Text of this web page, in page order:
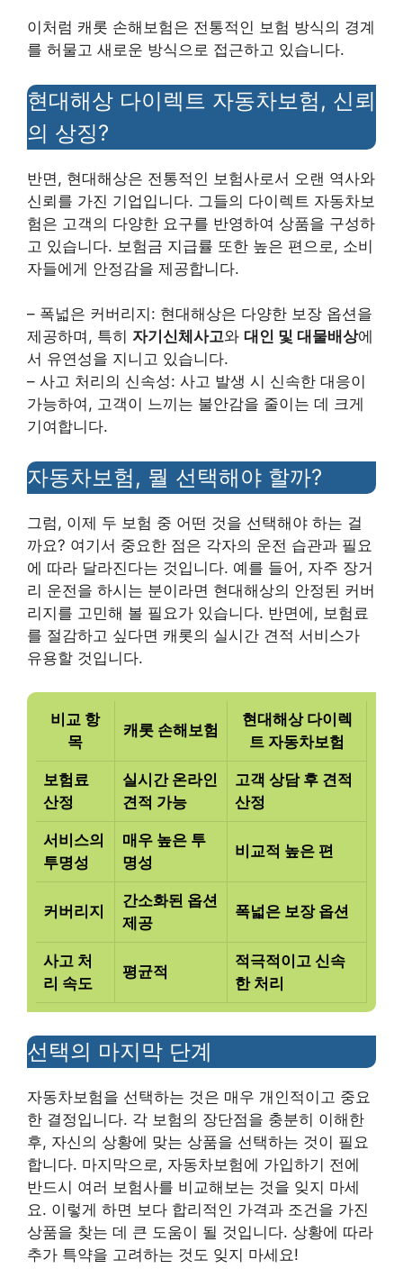
이처럼 캐롯 손해보험은 전통적인 보험 방식의 경계
를 허물고 새로운 방식으로 접근하고 있습니다.
현대해상 다이렉트 자동차보험, 신뢰
의 상징?
반면, 현대해상은 전통적인 보험사로서 오랜 역사와
신뢰를 가진 기업입니다. 그들의 다이렉트 자동차보
험은 고객의 다양한 요구를 반영하여 상품을 구성하
고 있습니다. 보험금 지급률 또한 높은 편으로, 소비
자들에게 안정감을 제공합니다.
– 폭넓은 커버리지: 현대해상은 다양한 보장 옵션을
제공하며, 특히 자기신체사고와 대인 및 대물배상에
서 유연성을 지니고 있습니다.
– 사고 처리의 신속성: 사고 발생 시 신속한 대응이
가능하여, 고객이 느끼는 불안감을 줄이는 데 크게
기여합니다.
자동차보험, 뭘 선택해야 할까?
그럼, 이제 두 보험 중 어떤 것을 선택해야 하는 걸
까요? 여기서 중요한 점은 각자의 운전 습관과 필요
에 따라 달라진다는 것입니다. 예를 들어, 자주 장거
리 운전을 하시는 분이라면 현대해상의 안정된 커버
리지를 고민해 볼 필요가 있습니다. 반면에, 보험료
를 절감하고 싶다면 캐롯의 실시간 견적 서비스가
유용할 것입니다.
비교 항
목
캐롯 손해보험
현대해상 다이렉
트 자동차보험
보험료
산정
실시간 온라인
견적 가능
고객 상담 후 견적
산정
서비스의
투명성
매우 높은 투
명성
비교적 높은 편
커버리지
간소화된 옵션
제공
폭넓은 보장 옵션
사고 처
리 속도
평균적
적극적이고 신속
한 처리
선택의 마지막 단계
자동차보험을 선택하는 것은 매우 개인적이고 중요
한 결정입니다. 각 보험의 장단점을 충분히 이해한
후, 자신의 상황에 맞는 상품을 선택하는 것이 필요
합니다. 마지막으로, 자동차보험에 가입하기 전에
반드시 여러 보험사를 비교해보는 것을 잊지 마세
요. 이렇게 하면 보다 합리적인 가격과 조건을 가진
상품을 찾는 데 큰 도움이 될 것입니다. 상황에 따라
추가 특약을 고려하는 것도 잊지 마세요!